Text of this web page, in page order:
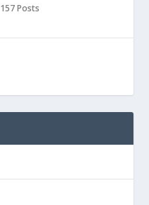
157 Posts